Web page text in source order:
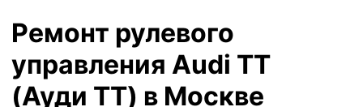
Ремонт рулевого
управления Audi TT
(Ауди ТТ) в Москве